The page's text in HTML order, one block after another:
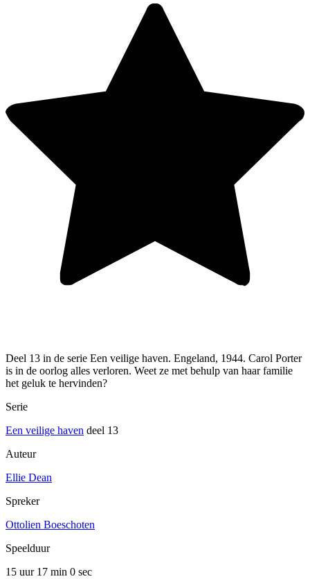
Deel 13 in de serie Een veilige haven. Engeland, 1944. Carol Porter
is in de oorlog alles verloren. Weet ze met behulp van haar familie
het geluk te hervinden?
Serie
Een veilige haven deel 13
Auteur
Ellie Dean
Spreker
Ottolien Boeschoten
Speelduur
15 uur 17 min 0 sec